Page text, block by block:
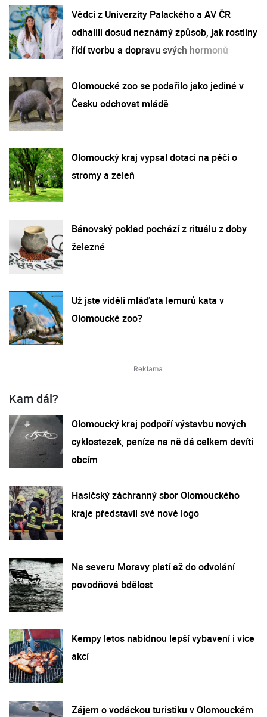
Vědci z Univerzity Palackého a AV ČR
odhalili dosud neznámý způsob, jak rostliny
řídí tvorbu a dopravu svých hormonů
Olomoucké zoo se podařilo jako jediné v
Česku odchovat mládě
Olomoucký kraj vypsal dotaci na péči o
stromy a zeleň
Bánovský poklad pochází z rituálu z doby
železné
Už jste viděli mláďata lemurů kata v
Olomoucké zoo?
Kam dál?
Olomoucký kraj podpoří výstavbu nových
cyklostezek, peníze na ně dá celkem devíti
obcím
Hasičský záchranný sbor Olomouckého
kraje představil své nové logo
Na severu Moravy platí až do odvolání
povodňová bdělost
Kempy letos nabídnou lepší vybavení i více
akcí
Zájem o vodáckou turistiku v Olomouckém